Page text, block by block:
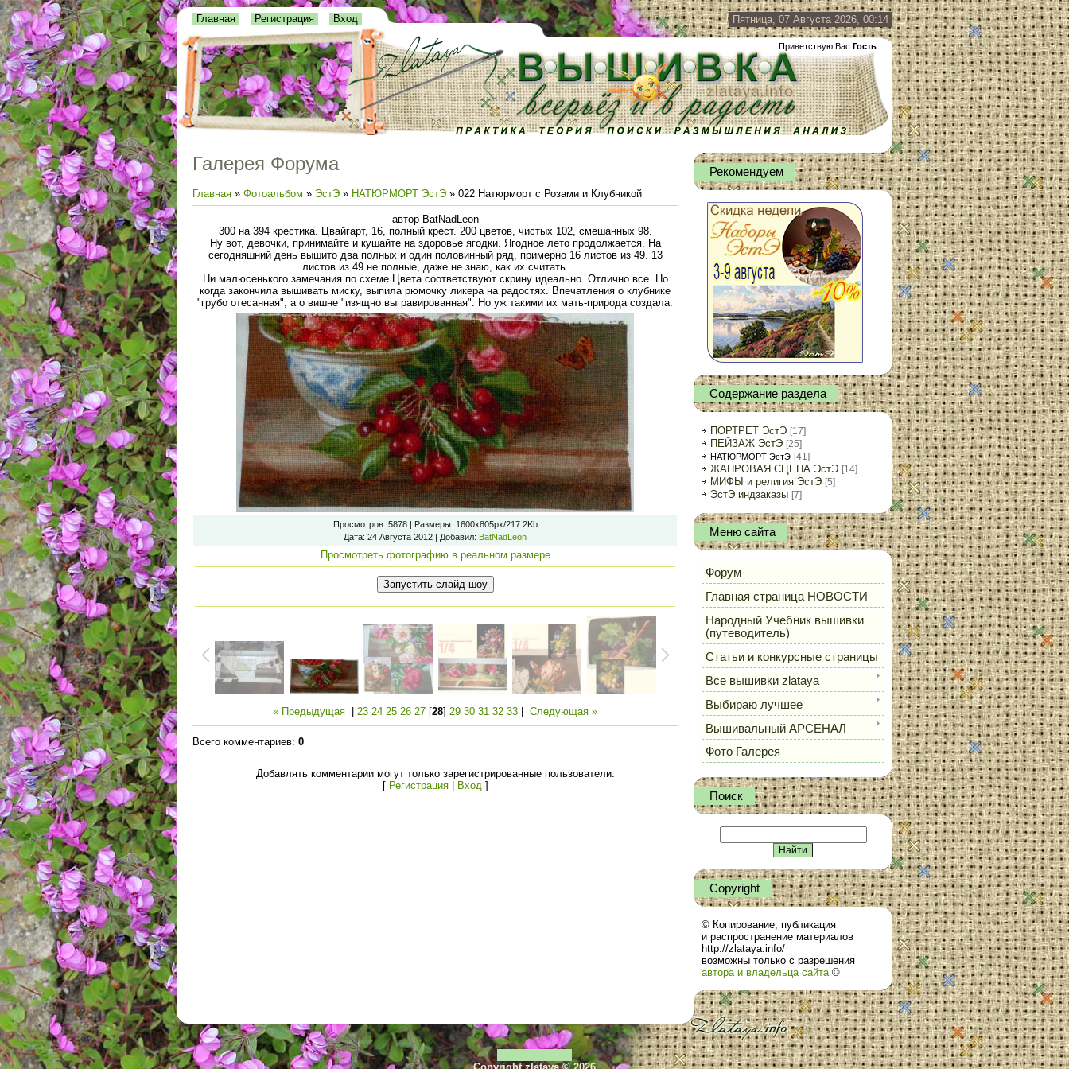
Пятница, 07 Августа 2026, 00:14
Приветствую Вас Гость
Главная Регистрация Вход
Галерея Форума
Главная » Фотоальбом » ЭстЭ » НАТЮРМОРТ ЭстЭ » 022 Натюрморт с Розами и Клубникой
автор BatNadLeon
300 на 394 крестика. Цвайгарт, 16, полный крест. 200 цветов, чистых 102, смешанных 98.
Ну вот, девочки, принимайте и кушайте на здоровье ягодки. Ягодное лето продолжается. На
сегодняшний день вышито два полных и один половинный ряд, примерно 16 листов из 49. 13
листов из 49 не полные, даже не знаю, как их считать.
Ни малюсенького замечания по схеме.Цвета соответствуют скрину идеально. Отлично все. Но
когда закончила вышивать миску, выпила рюмочку ликера на радостях. Впечатления о клубнике
"грубо отесанная", а о вишне "изящно выгравированная". Но уж такими их мать-природа создала.
Просмотров: 5878 | Размеры: 1600x805px/217.2Kb
Дата: 24 Августа 2012 | Добавил: BatNadLeon
Просмотреть фотографию в реальном размере
« Предыдущая 23 24 25 26 27 [28] 29 30 31 32 33 Следующая »
Всего комментариев: 0
Добавлять комментарии могут только зарегистрированные пользователи.
[ Регистрация| Вход ]
Рекомендуем
Содержание раздела
ПОРТРЕТ ЭстЭ [17]
ПЕЙЗАЖ ЭстЭ [25]
НАТЮРМОРТ ЭстЭ [41]
ЖАНРОВАЯ СЦЕНА ЭстЭ [14]
МИФЫ и религия ЭстЭ [5]
ЭстЭ индзаказы [7]
Меню сайта
Форум
Главная страница НОВОСТИ
Народный Учебник вышивки
(путеводитель)
Статьи и конкурсные страницы
Все вышивки zlataya
Выбираю лучшее
Вышивальный АРСЕНАЛ
Фото Галерея
Поиск
Сopyright
© Копирование, публикация
и распространение материалов
http://zlataya.info/
возможны только с разрешения
автора и владельца сайта©